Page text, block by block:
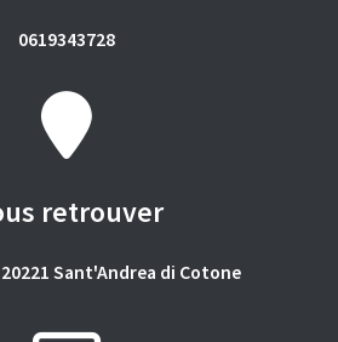
0619343728
retrouver
Sant'Andrea di Cotone